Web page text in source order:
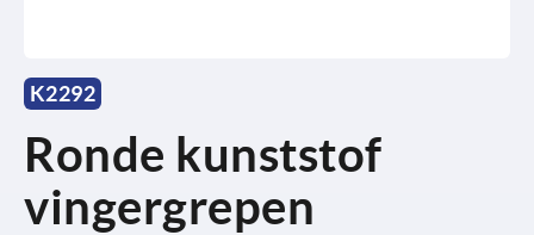
K2292
Ronde kunststof
vingergrepen